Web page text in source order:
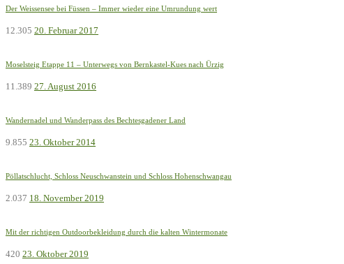
Der Weissensee bei Füssen – Immer wieder eine Umrundung wert
12.305 20. Februar 2017
Moselsteig Etappe 11 – Unterwegs von Bernkastel-Kues nach Ürzig
11.389 27. August 2016
Wandernadel und Wanderpass des Bechtesgadener Land
9.855 23. Oktober 2014
Pöllatschlucht, Schloss Neuschwanstein und Schloss Hohenschwangau
2.037 18. November 2019
Mit der richtigen Outdoorbekleidung durch die kalten Wintermonate
420 23. Oktober 2019